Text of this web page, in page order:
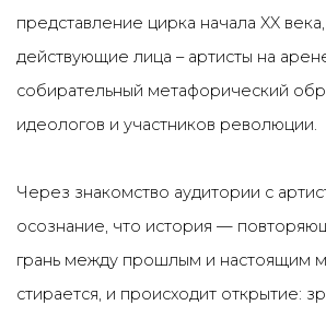
представление цирка начала XX
действующие лица – артисты на
собирательный метафорический
идеологов и участников революции.
Через знакомство аудитории с
осознание, что история —
грань между прошлым и настоящим
стирается, и происходит открытие: